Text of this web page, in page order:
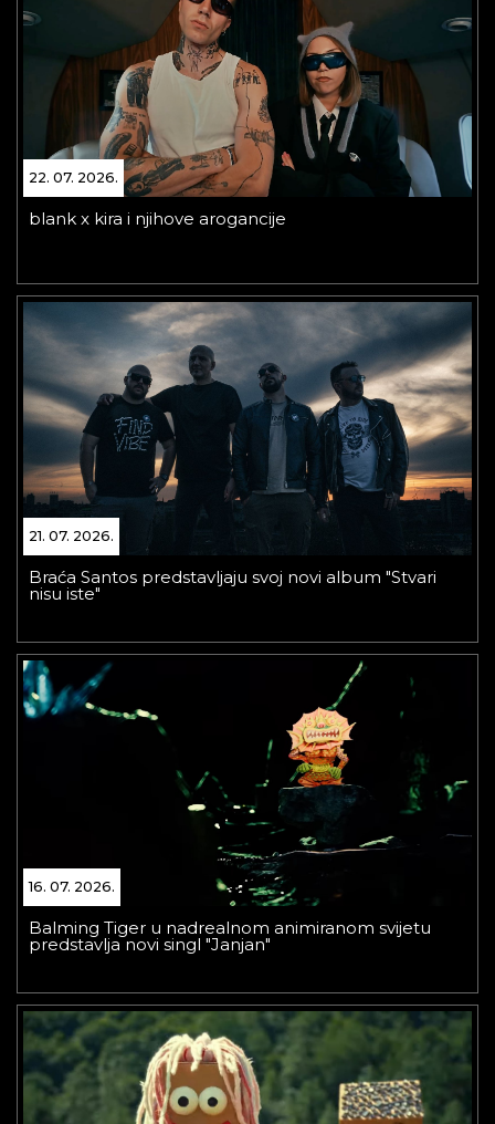
22. 07. 2026.
blank x kira i njihove arogancije
21. 07. 2026.
Braća Santos predstavljaju svoj novi album "Stvari
nisu iste"
16. 07. 2026.
Balming Tiger u nadrealnom animiranom svijetu
predstavlja novi singl "Janjan"